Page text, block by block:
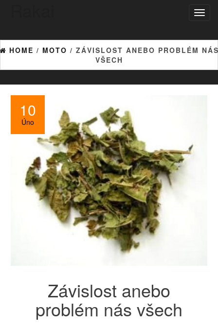
HOME / MOTO / ZÁVISLOST ANEBO PROBLÉM
VŠECH
10
Úno
Závislost anebo
problém nás všech